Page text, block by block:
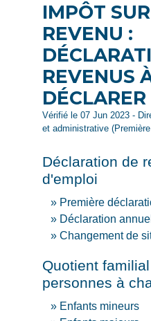
IMPÔT
REVENU :
REVENUS
DÉCLARER
Vérifié le 07 Jun 2023 -
et administrative
Déclaration de
d'emploi
Première
Déclaration
Changement de
Quotient
personnes à
Enfants mineurs